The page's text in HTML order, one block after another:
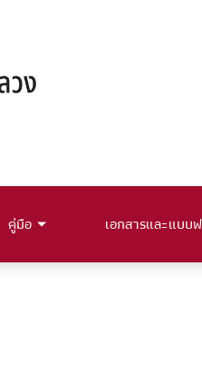
คู่มือ เอกสารและแบบ